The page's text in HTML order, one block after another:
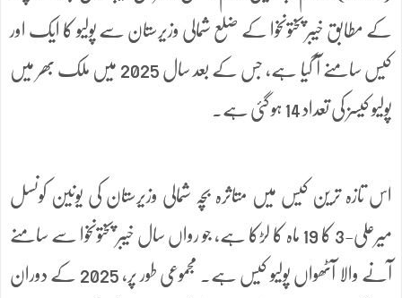
کے مطابق خیبر پختونخوا کے ضلع شمالی وزیرستان سے پولیو کا ایک اور
کیس سامنے آ گیا ہے، جس کے بعد سال 2025 میں ملک بھر میں
پولیو کیسز کی تعداد 14 ہو گئی ہے۔
اس تازہ ترین کیس میں متاثرہ بچہ شمالی وزیرستان کی یونین کونسل
میرعلی-3 کا 19 ماہ کا لڑکا ہے، جو رواں سال خیبر پختونخوا سے سامنے
آنے والا آٹھواں پولیو کیس ہے۔ مجموعی طور پر، 2025 کے دوران